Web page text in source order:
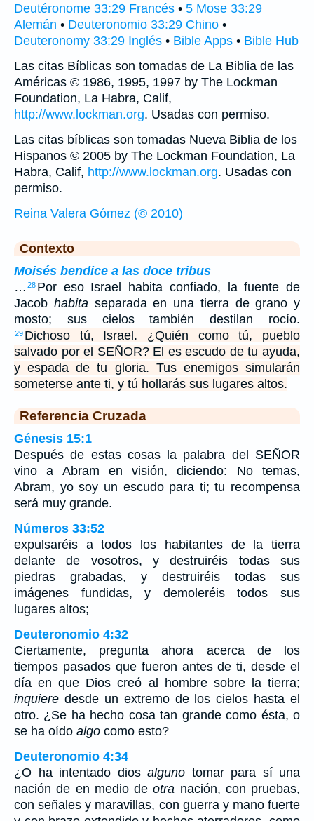
Deutéronome 33:29 Francés • 5 Mose 33:29
Alemán • Deuteronomio 33:29 Chino •
Deuteronomy 33:29 Inglés • Bible Apps • Bible Hub
Las citas Bíblicas son tomadas de La Biblia de las
Américas © 1986, 1995, 1997 by The Lockman
Foundation, La Habra, Calif,
http://www.lockman.org. Usadas con permiso.
Las citas bíblicas son tomadas Nueva Biblia de los
Hispanos © 2005 by The Lockman Foundation, La
Habra, Calif, http://www.lockman.org. Usadas con
permiso.
Reina Valera Gómez (© 2010)
Contexto
Moisés bendice a las doce tribus
… 28 Por eso Israel habita confiado, la fuente de
Jacob habita separada en una tierra de grano y
mosto; sus cielos también destilan rocío.
29 Dichoso tú, Israel. ¿Quién como tú, pueblo
salvado por el SEÑOR? El es escudo de tu ayuda,
y espada de tu gloria. Tus enemigos simularán
someterse ante ti, y tú hollarás sus lugares altos.
Referencia Cruzada
Génesis 15:1
Después de estas cosas la palabra del SEÑOR
vino a Abram en visión, diciendo: No temas,
Abram, yo soy un escudo para ti; tu recompensa
será muy grande.
Números 33:52
expulsaréis a todos los habitantes de la tierra
delante de vosotros, y destruiréis todas sus
piedras grabadas, y destruiréis todas sus
imágenes fundidas, y demoleréis todos sus
lugares altos;
Deuteronomio 4:32
Ciertamente, pregunta ahora acerca de los
tiempos pasados que fueron antes de ti, desde el
día en que Dios creó al hombre sobre la tierra;
inquiere desde un extremo de los cielos hasta el
otro. ¿Se ha hecho cosa tan grande como ésta, o
se ha oído algo como esto?
Deuteronomio 4:34
¿O ha intentado dios alguno tomar para sí una
nación de en medio deotra nación, con pruebas,
con señales y maravillas, con guerra y mano fuerte